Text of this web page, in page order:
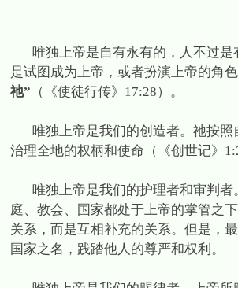
唯独上帝是自有永有的，人不过
是试图成为上帝，或者扮演上帝的角色
祂” （《使徒行传》 17:28）。
唯独上帝是我们的创造者。祂按
治理全地的权柄和使命（《创世记》
唯独上帝是我们的护理者和审判
庭、教会、国家都处于上帝的掌管之
关系，而是互相补充的关系。但是，
国家之名，践踏他人的尊严和权利。